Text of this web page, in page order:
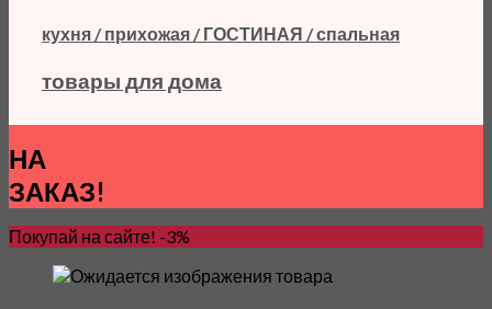
кухня / прихожая / ГОСТИНАЯ / спальная
товары для дома
НА
ЗАКАЗ!
Покупай на сайте! -3%